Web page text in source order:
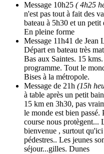
Message 10h25 ( 4h25
n'est pas tout à fait des
bateau à 5h30 et un
En pleine forme
Message 11h41 de Jean
Départ en bateau très
Bas aux Saintes. 15
programme. Tout le
Bises à la métropole.
Message de 21h (15h
à table après un petit
15 km en 3h30, pas
le monde est bien passé.
course nous protègent...
bienvenue , surtout qu'ici
pédestres.. Les jeunes
séjour...gilles. Dunes